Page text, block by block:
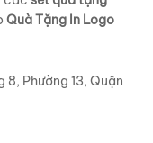
Quà Tặng In Logo
Phường 13, Quận